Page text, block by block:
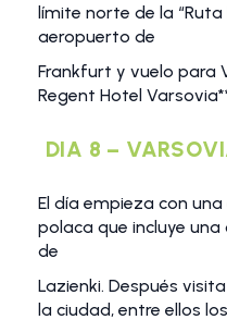
límite norte de la
aeropuerto de
Frankfurt y vuelo para
Regent Hotel
DIA 8 –
El día empieza con
polaca que incluye
de
Lazienki. Después
la ciudad, entre ellos